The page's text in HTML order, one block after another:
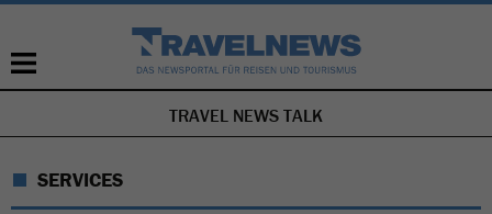
NAVIGATION
ÜBERSPRINGEN
TRAVEL NEWS TALK
SERVICES